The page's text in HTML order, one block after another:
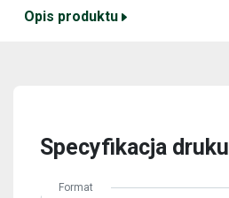
Opis produktu
Specyfikacja druku
Format
sposób